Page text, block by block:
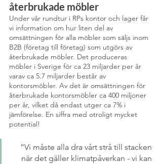
återbrukade möbler
Under vår rundtur i RPs kontor och lager får
vi information om hur liten del av
omsättningen för alla möbler som säljs inom
B2B (företag till företag) som utgörs av
återbrukade möbler. Det produceras
möbler i Sverige för ca 23 miljarder per år
varav ca 5.7 miljarder består av
kontorsmöbler. Av det är omsättningen för
återbrukade kontorsmöbler ca 400 miljoner
per år, vilket då endast utger ca 7% i
jämförelse. En siffra med otroligt mycket
potential!
”Vi måste alla dra vårt strå till stacken
när det gäller klimatpåverkan - vi kan